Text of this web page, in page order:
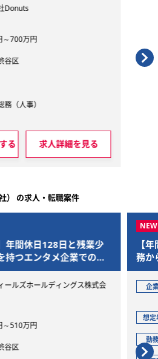
Donuts
～700万円
谷区
務（人事）
る 求人詳細を見る
） の求人・転職案件
年間休日128日と残業少
持つエンタメ企業での給
ールズホールディングス株式会
～510万円
谷区
【
務か
部門
企
想定
勤